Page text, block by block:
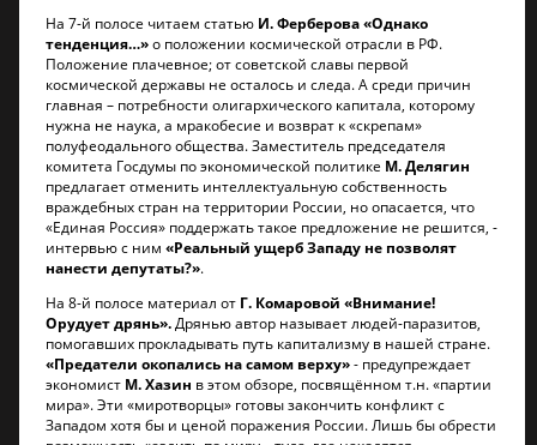
На 7-й полосе читаем статью И. Ферберова «Однако
тенденция…»о положении космической отрасли в РФ.
Положение плачевное; от советской славы первой
космической державы не осталось и следа. А среди причин
главная – потребности олигархического капитала, которому
нужна не наука, а мракобесие и возврат к «скрепам»
полуфеодального общества. Заместитель председателя
комитета Госдумы по экономической политике М. Делягин
предлагает отменить интеллектуальную собственность
враждебных стран на территории России, но опасается, что
«Единая Россия» поддержать такое предложение не решится, -
интервью с ним«Реальный ущерб Западу не позволят
нанести депутаты?».
На 8-й полосе материал от Г. Комаровой «Внимание!
Орудует дрянь».Дрянью автор называет людей-паразитов,
помогавших прокладывать путь капитализму в нашей стране.
«Предатели окопались на самом верху»- предупреждает
экономист М. Хазин в этом обзоре, посвящённом т.н. «партии
мира». Эти «миротворцы» готовы закончить конфликт с
Западом хотя бы и ценой поражения России. Лишь бы обрести